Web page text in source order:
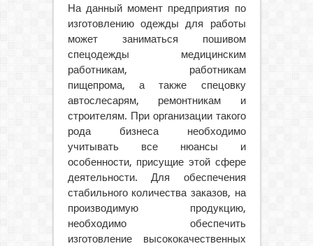
На данный момент предприятия по
изготовлению одежды для работы
может заниматься пошивом
спецодежды медицинским
работникам, работникам
пищепрома, а также спецовку
автослесарям, ремонтникам и
строителям. При организации такого
рода бизнеса необходимо
учитывать все нюансы и
особенности, присущие этой сфере
деятельности. Для обеспечения
стабильного количества заказов, на
производимую продукцию,
необходимо обеспечить
изготовление высококачественных